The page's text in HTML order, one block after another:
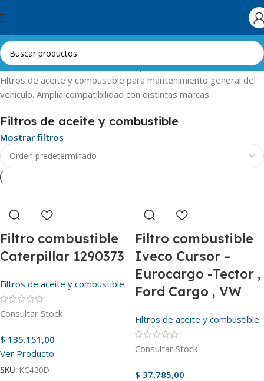
Skip to navigation
Inicio Automotor Filtros de aceite y combustible
Filtros de aceite y combustible para mantenimiento general del
vehículo. Amplia compatibilidad con distintas marcas.
Filtros de aceite y combustible
Mostrar filtros
Filtro combustible
Caterpillar 1290373
Filtros de aceite y combustible
Consultar Stock
$ 135.151,00
Ver Producto
SKU: KC430D
Filtro combustible
Iveco Cursor –
Eurocargo -Tector ,
Ford Cargo , VW
Filtros de aceite y combustible
Consultar Stock
$ 37.785,00